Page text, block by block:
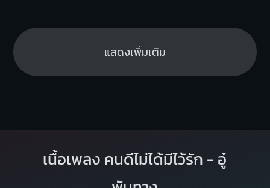
แสดงเพิ่มเติม
เนื้อเพลง คนดีไม่ได้มีไว้รัก - อู๋